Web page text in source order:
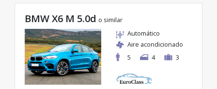
BMW X6 M 5.0d o similar
Automático
Aire acondicionado
5
4 3